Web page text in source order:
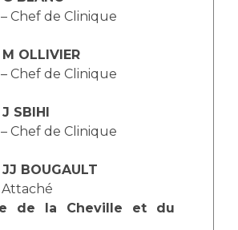
Usagers (CDU)
et de sécurité des soins
conclus
Chef de Clinique
OLLIVIER
Chef de Clinique
SBIHI
Chef de Clinique
BOUGAULT
de la Cheville et du